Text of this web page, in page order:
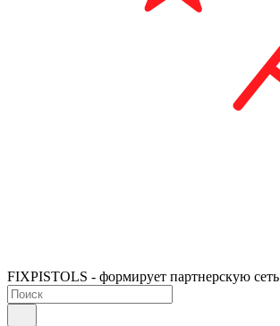
FIXPISTOLS - формирует партнерскую сеть